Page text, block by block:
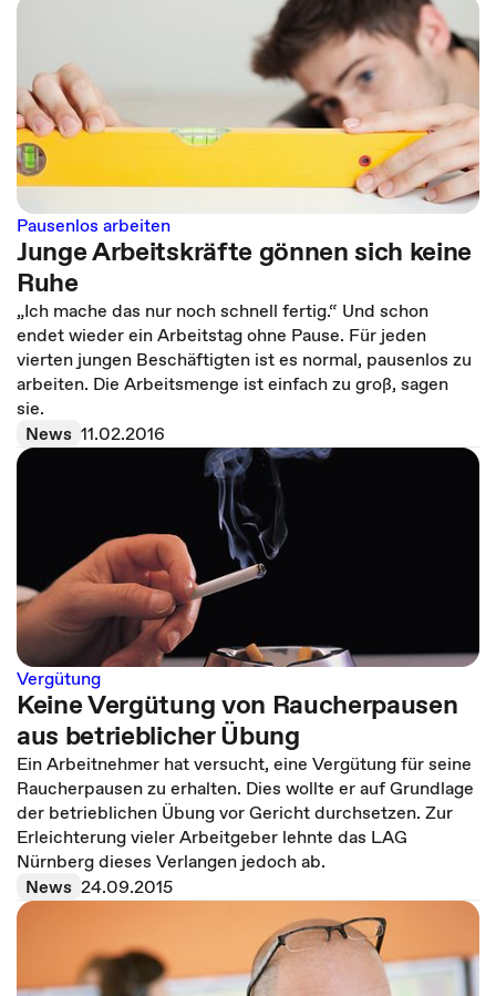
Pausenlos arbeiten
Junge Arbeitskräfte gönnen sich keine
Ruhe
„Ich mache das nur noch schnell fertig.“ Und schon
endet wieder ein Arbeitstag ohne Pause. Für jeden
vierten jungen Beschäftigten ist es normal, pausenlos zu
arbeiten. Die Arbeitsmenge ist einfach zu groß, sagen
sie.
News 11.02.2016
Vergütung
Keine Vergütung von Raucherpausen
aus betrieblicher Übung
Ein Arbeitnehmer hat versucht, eine Vergütung für seine
Raucherpausen zu erhalten. Dies wollte er auf Grundlage
der betrieblichen Übung vor Gericht durchsetzen. Zur
Erleichterung vieler Arbeitgeber lehnte das LAG
Nürnberg dieses Verlangen jedoch ab.
News 24.09.2015